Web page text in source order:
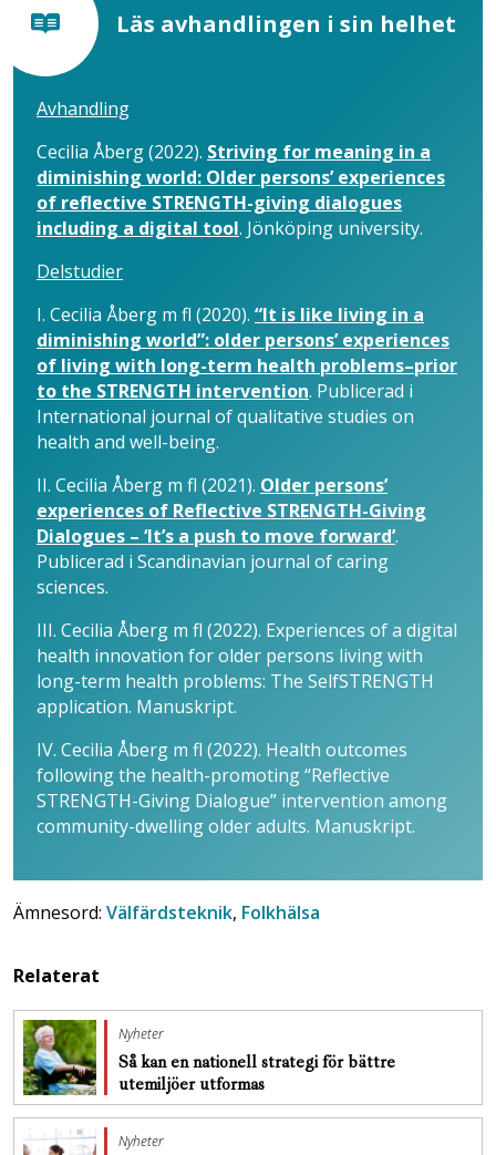
Läs avhandlingen i sin helhet
Avhandling
Cecilia Åberg (2022). Striving for meaning in a
diminishing world: Older persons’ experiences
of reflective STRENGTH-giving dialogues
including a digital tool. Jönköping university.
Delstudier
I. Cecilia Åberg m fl (2020). “It is like living in a
diminishing world”: older persons’ experiences
of living with long-term health problems–prior
to the STRENGTH intervention. Publicerad i
International journal of qualitative studies on
health and well-being.
II. Cecilia Åberg m fl (2021). Older persons’
experiences of Reflective STRENGTH-Giving
Dialogues – ‘It’s a push to move forward’.
Publicerad i Scandinavian journal of caring
sciences.
III. Cecilia Åberg m fl (2022). Experiences of a digital
health innovation for older persons living with
long-term health problems: The SelfSTRENGTH
application. Manuskript.
IV. Cecilia Åberg m fl (2022). Health outcomes
following the health-promoting “Reflective
STRENGTH-Giving Dialogue” intervention among
community-dwelling older adults. Manuskript.
Ämnesord: Välfärdsteknik, Folkhälsa
Relaterat
Nyheter
Så kan en nationell strategi för bättre
utemiljöer utformas
Nyheter